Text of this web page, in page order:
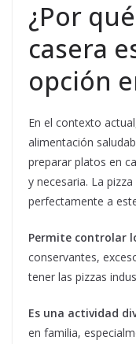
¿Por
casera
opción
En el contexto
alimentación
preparar platos en
y necesaria. La
perfectamente a
Permite controlar
conservantes,
tener las pizzas
Es una actividad
en familia,